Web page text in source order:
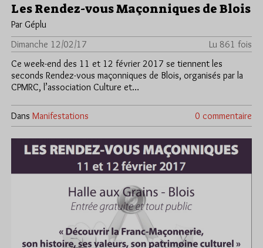
Les Rendez-vous Maçonniques de Blois
Par Géplu
Dimanche 12/02/17
Lu 861 fois
Ce week-end des 11 et 12 février 2017 se tiennent les
seconds Rendez-vous maçonniques de Blois, organisés par la
CPMRC, l’association Culture et…
Dans Manifestations 0 commentaire